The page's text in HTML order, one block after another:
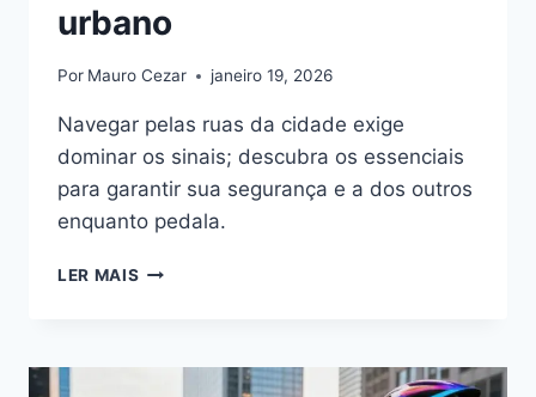
urbano
Por Mauro Cezar janeiro 19, 2026
Navegar pelas ruas da cidade exige
dominar os sinais; descubra os essenciais
para garantir sua segurança e a dos outros
enquanto pedala.
LER MAIS GUIA:
NO